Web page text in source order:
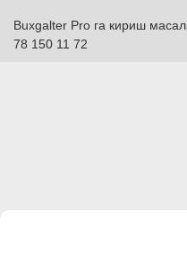
Buxgalter Pro га кириш
78 150 11 72